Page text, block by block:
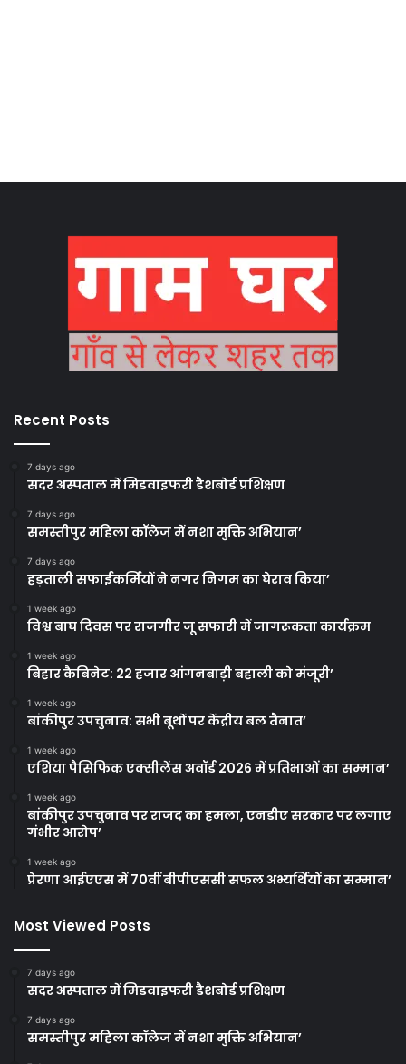
Recent Posts
7 days ago
सदर अस्पताल में मिडवाइफरी डैशबोर्ड प्रशिक्षण
7 days ago
समस्तीपुर महिला कॉलेज में नशा मुक्ति अभियान’
7 days ago
हड़ताली सफाईकर्मियों ने नगर निगम का घेराव किया’
1 week ago
विश्व बाघ दिवस पर राजगीर जू सफारी में जागरूकता कार्यक्रम
1 week ago
बिहार कैबिनेट: 22 हजार आंगनबाड़ी बहाली को मंजूरी’
1 week ago
बांकीपुर उपचुनाव: सभी बूथों पर केंद्रीय बल तैनात’
1 week ago
एशिया पैसिफिक एक्सीलेंस अवॉर्ड 2026 में प्रतिभाओं का सम्मान’
1 week ago
बांकीपुर उपचुनाव पर राजद का हमला, एनडीए सरकार पर लगाए
गंभीर आरोप’
1 week ago
प्रेरणा आईएएस में 70वीं बीपीएससी सफल अभ्यर्थियों का सम्मान’
Most Viewed Posts
7 days ago
सदर अस्पताल में मिडवाइफरी डैशबोर्ड प्रशिक्षण
7 days ago
समस्तीपुर महिला कॉलेज में नशा मुक्ति अभियान’